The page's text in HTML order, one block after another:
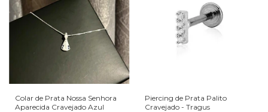
Colar de Prata Nossa Senhora
Aparecida Cravejado Azul
Piercing de Prata Palito
Cravejado - Tragus